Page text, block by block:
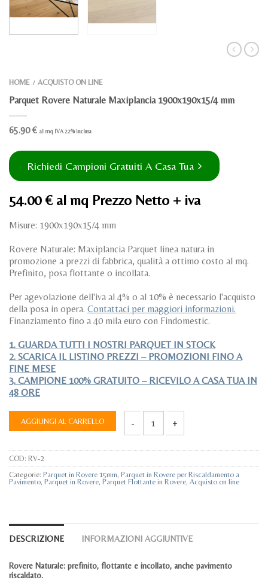
HOME / ACQUISTO ON LINE
Parquet Rovere Naturale Maxiplancia 1900x190x15/4 mm
65.90€ al mq IVA 22% inclusa
Richiedi Campioni Gratuiti A Casa Tua
54.00 € al mq Prezzo Netto + iva
Misure: 1900x190x15/4 mm
Rovere Naturale: Maxiplancia Parquet linea natura in
promozione a prezzi di fabbrica, qualità a ottimo costo al mq.
Prefinito, posa flottante o incollata.
Per agevolazione dell'iva al 4% o al 10% è necessario l'acquisto
della posa in opera. Contattaci per maggiori informazioni.
Finanziamento fino a 40 mila euro con Findomestic.
1. GUARDA TUTTI I NOSTRI PARQUET IN STOCK
2. SCARICA IL LISTINO PREZZI – PROMOZIONI FINO A
FINE MESE
3. CAMPIONE 100% GRATUITO – RICEVILO A CASA TUA IN
48 ORE
AGGIUNGI AL CARRELLO
COD: RV-2
Categorie: Parquet in Rovere 15mm, Parquet in Rovere per Riscaldamento a
Pavimento, Parquet in Rovere, Parquet Flottante in Rovere, Acquisto on line
DESCRIZIONE INFORMAZIONI AGGIUNTIVE
Rovere Naturale: prefinito, flottante e incollato, anche pavimento
riscaldato.